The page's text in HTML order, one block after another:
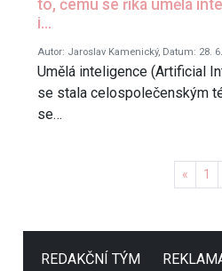
to, čemu se říká umělá
i…
Autor: Jaroslav Kamenický, Datum: 28.
Umělá inteligence (Artificial
se stala celospolečenským
se…
« 1
REDAKČNÍ TÝM